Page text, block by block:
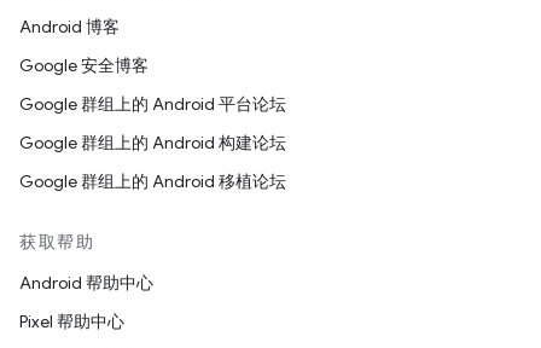
Android 博客
Google 安全博客
Google 群组上的 Android 平台论坛
Google 群组上的 Android 构建论坛
Google 群组上的 Android 移植论坛
获取帮助
Android 帮助中心
Pixel 帮助中心